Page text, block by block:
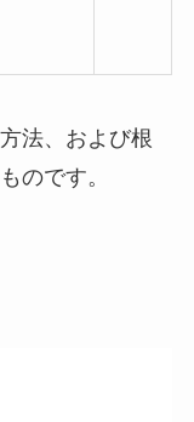
法、および根
のです。